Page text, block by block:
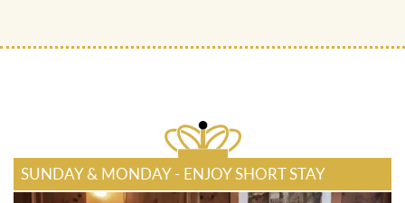
SUNDAY & MONDAY - ENJOY SHORT STAY